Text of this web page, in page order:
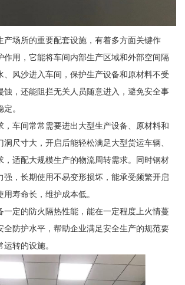
产场所的重要配套设施，有着多方面关键作
作用，它能将车间内部生产区域和外部空间隔
、风沙进入车间，保护生产设备和原材料不受
蚀，还能阻拦无关人员随意进入，避免安全事
。
，车间常常需要进出大型生产设备、原材料和
尺寸大，开启后能轻松满足大型货运车辆、
，适配大规模生产的物流周转需求。同时钢材
强，长期使用不易变形损坏，能承受频繁开启
寿命长，维护成本低。
一定的防火隔热性能，能在一定程度上火情蔓
全防护水平，帮助企业满足安全生产的规范要
转的设施。